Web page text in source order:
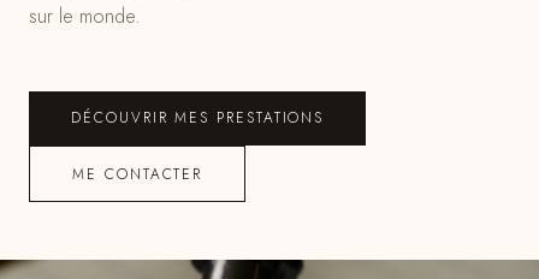
sur le monde.
DÉCOUVRIR MES PRESTATIONS
ME CONTACTER